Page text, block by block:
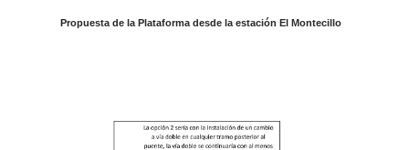
Propuesta de la Plataforma desde la estación El Montecillo